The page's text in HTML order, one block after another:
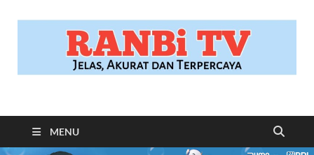
RANBITV.COM
MENU